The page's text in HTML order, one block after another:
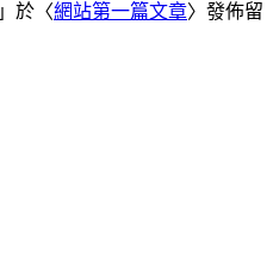
」於〈網站第一篇文章〉發佈留